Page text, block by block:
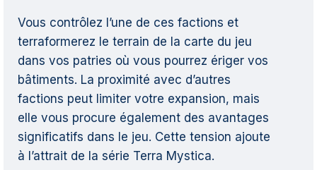
Vous contrôlez l’une de ces factions et
terraformerez le terrain de la carte du jeu
dans vos patries où vous pourrez ériger vos
bâtiments. La proximité avec d’autres
factions peut limiter votre expansion, mais
elle vous procure également des avantages
significatifs dans le jeu. Cette tension ajoute
à l’attrait de la série Terra Mystica.